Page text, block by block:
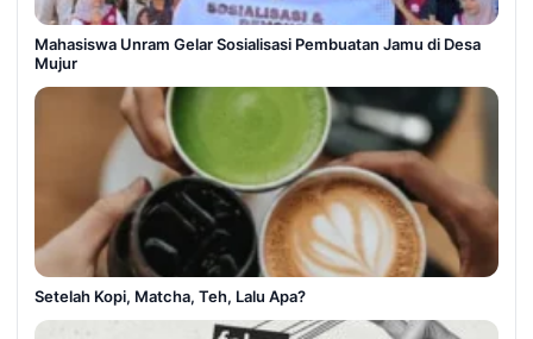
Mahasiswa Unram Gelar Sosialisasi Pembuatan Jamu di Desa
Mujur
Setelah Kopi, Matcha, Teh, Lalu Apa?